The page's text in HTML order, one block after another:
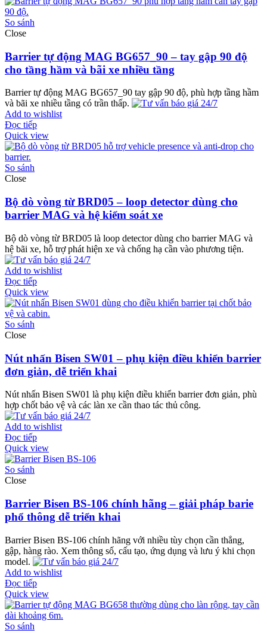
So sánh
Close
Barrier tự động MAG BG657_90 – tay gập 90 độ
cho tầng hầm và bãi xe nhiều tầng
Barrier tự động MAG BG657_90 tay gập 90 độ, phù hợp tầng hầm
và bãi xe nhiều tầng có trần thấp.
Add to wishlist
Đọc tiếp
Quick view
So sánh
Close
Bộ dò vòng từ BRD05 – loop detector dùng cho
barrier MAG và hệ kiểm soát xe
Bộ dò vòng từ BRD05 là loop detector dùng cho barrier MAG và
hệ bãi xe, hỗ trợ phát hiện xe và chống hạ cần vào phương tiện.
Add to wishlist
Đọc tiếp
Quick view
So sánh
Close
Nút nhấn Bisen SW01 – phụ kiện điều khiển barrier
đơn giản, dễ triển khai
Nút nhấn Bisen SW01 là phụ kiện điều khiển barrier đơn giản, phù
hợp chốt bảo vệ và các làn xe cần thao tác thủ công.
Add to wishlist
Đọc tiếp
Quick view
So sánh
Close
Barrier Bisen BS-106 chính hãng – giải pháp barie
phổ thông dễ triển khai
Barrier Bisen BS-106 chính hãng với nhiều tùy chọn cần thẳng,
gập, hàng rào. Xem thông số, cấu tạo, ứng dụng và lưu ý khi chọn
model.
Add to wishlist
Đọc tiếp
Quick view
So sánh